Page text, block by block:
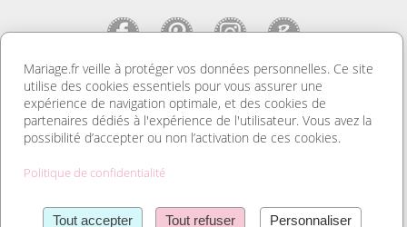
LE SITE DE LA DECO MARIAGE
Notre site est le spécialiste de la décoration mariage. Vous
trouverez des idées de déco pas cher ainsi que des housses de
marque place et de porte nom. Tout pour réussir une
également notre gamme de livres d’or, et d’urnes pas cher. Sans
Lire la suite
Mariage.fr veille à protéger vos données personnelles. Ce site
utilise des cookies essentiels pour vous assurer une
expérience de navigation optimale, et des cookies de
partenaires dédiés à l'expérience de l'utilisateur. Vous avez la
possibilité d’accepter ou non l’activation de ces cookies.
Politique de confidentialité
Tout accepter Tout refuser Personnaliser